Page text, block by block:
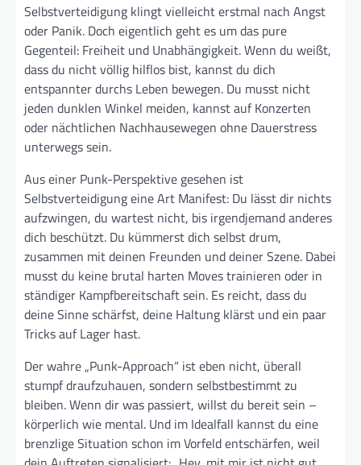
Selbstverteidigung klingt vielleicht erstmal nach Angst
oder Panik. Doch eigentlich geht es um das pure
Gegenteil: Freiheit und Unabhängigkeit. Wenn du weißt,
dass du nicht völlig hilflos bist, kannst du dich
entspannter durchs Leben bewegen. Du musst nicht
jeden dunklen Winkel meiden, kannst auf Konzerten
oder nächtlichen Nachhausewegen ohne Dauerstress
unterwegs sein.
Aus einer Punk-Perspektive gesehen ist
Selbstverteidigung eine Art Manifest: Du lässt dir nichts
aufzwingen, du wartest nicht, bis irgendjemand anderes
dich beschützt. Du kümmerst dich selbst drum,
zusammen mit deinen Freunden und deiner Szene. Dabei
musst du keine brutal harten Moves trainieren oder in
ständiger Kampfbereitschaft sein. Es reicht, dass du
deine Sinne schärfst, deine Haltung klärst und ein paar
Tricks auf Lager hast.
Der wahre „Punk-Approach“ ist eben nicht, überall
stumpf draufzuhauen, sondern selbstbestimmt zu
bleiben. Wenn dir was passiert, willst du bereit sein –
körperlich wie mental. Und im Idealfall kannst du eine
brenzlige Situation schon im Vorfeld entschärfen, weil